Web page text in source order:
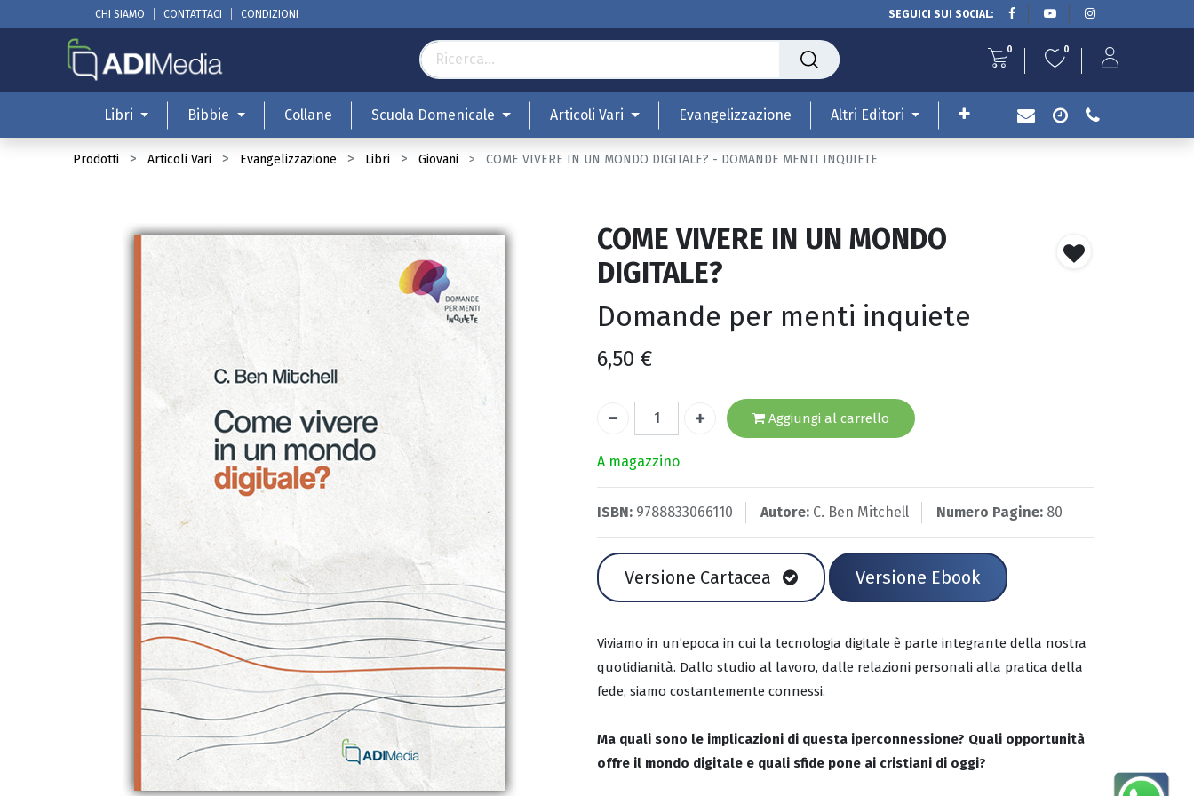
CHI SIAMO CONTATTACI CONDIZIONI SEGUICI SUI SOCIAL:
0 0
Libri Bibbie Collane Scuola Domenicale Articoli Vari Evangelizzazione Altri Editori
Prodotti Articoli Vari Evangelizzazione Libri Giovani COME VIVERE IN UN MONDO DIGITALE? - DOMANDE MENTI INQUIETE
COME VIVERE IN UN MONDO
DIGITALE?
Domande per menti inquiete
6,50 €
Aggiungi al carrello
A magazzino
ISBN: 9788833066110 Autore: C. Ben Mitchell Numero Pagine: 80
Versione Cartacea Versione Ebook
Viviamo in un’epoca in cui la tecnologia digitale è parte integrante della nostra
quotidianità. Dallo studio al lavoro, dalle relazioni personali alla pratica della
fede, siamo costantemente connessi.
Ma quali sono le implicazioni di questa iperconnessione? Quali opportunità
offre il mondo digitale e quali sfide pone ai cristiani di oggi?